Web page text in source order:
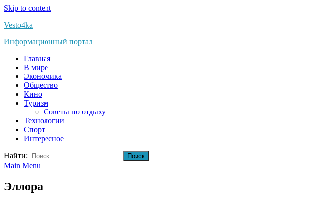
Skip to content
Vesto4ka
Информационный портал
Главная
В мире
Экономика
Общество
Кино
Туризм
Советы по отдыху
Технологии
Спорт
Интересное
Найти:
Main Menu
Эллора